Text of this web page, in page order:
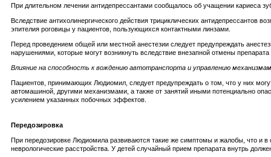
При длительном лечении антидепрессантами сообщалось об учащении кариеса
Вследствие антихолинергического действия трициклических антидепрессантов
эпителия роговицы у пациентов, пользующихся контактными линзами.
Перед проведением общей или местной анестезии следует предупреждать
нарушениями, которые могут возникнуть вследствие внезапной отмены
Влияние на способность к вождению автотранспорта и управлению
Пациентов, принимающих Людиомил, следует предупреждать о том, что у них
автомашиной, другими механизмами, а также от занятий иными потенциально
усилением указанных побочных эффектов.
Передозировка
При передозировке Людиомила развиваются такие же симптомы и жалобы, что и
неврологические расстройства. У детей случайный прием препарата внутрь